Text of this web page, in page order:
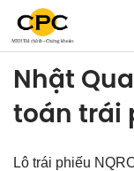
Nhật
toán trái
Lô trái phiếu